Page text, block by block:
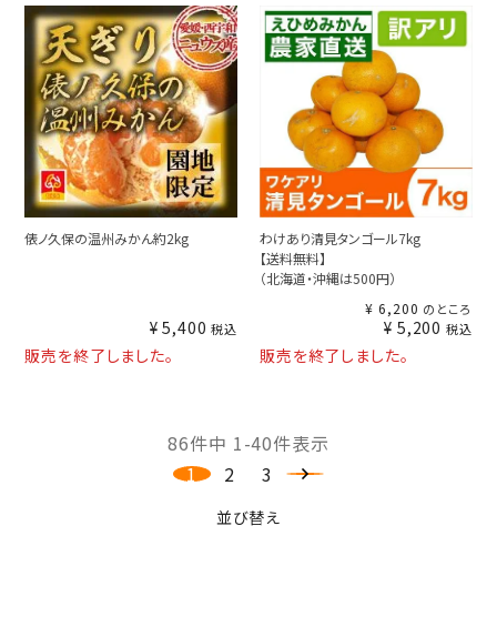
俵ノ久保の温州みかん約2kg
¥ 5,400 税込
販売を終了しました。
わけあり清見タンゴール7kg
【送料無料】
（北海道・沖縄は500円）
¥ 6,200 のところ
¥ 5,200 税込
販売を終了しました。
並び替え
86件中 1-40件表示
1
2 3